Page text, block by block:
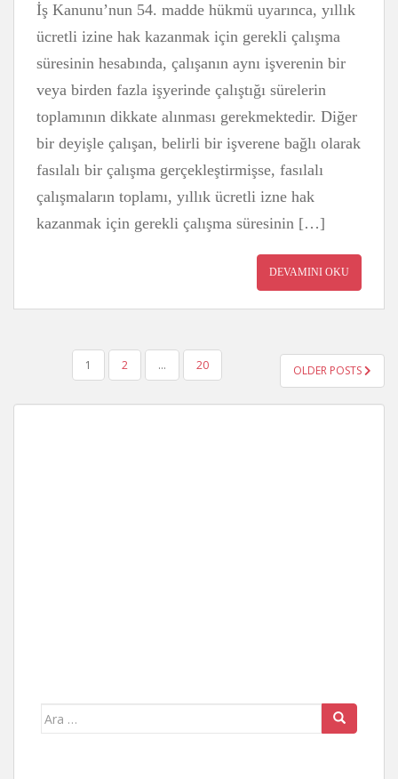
İş Kanunu’nun 54. madde hükmü uyarınca, yıllık
ücretli izine hak kazanmak için gerekli çalışma
süresinin hesabında, çalışanın aynı işverenin bir
veya birden fazla işyerinde çalıştığı sürelerin
toplamının dikkate alınması gerekmektedir. Diğer
bir deyişle çalışan, belirli bir işverene bağlı olarak
fasılalı bir çalışma gerçekleştirmişse, fasılalı
çalışmaların toplamı, yıllık ücretli izne hak
kazanmak için gerekli çalışma süresinin […]
DEVAMINI OKU
GEZINMESI
1 2 … 20 OLDER POSTS
Arama